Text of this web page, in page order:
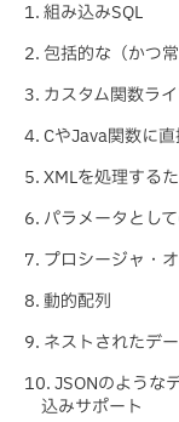
組み込みSQL
包括的な（かつ
カスタム関数ラ
CやJava関数に
XMLを処理する
パラメータとし
プロシージャ・
動的配列
ネストされたデ
JSONのような
込みサポート